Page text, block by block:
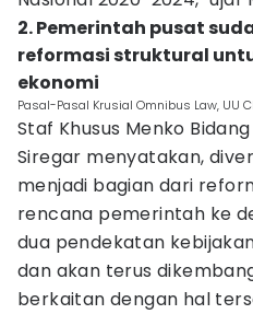
2. Pemerintah pusat
reformasi struktural
ekonomi
Pasal-Pasal Krusial Omnibus Law, UU
Staf Khusus Menko
Siregar menyatakan,
menjadi bagian dari
rencana pemerintah ke
dua pendekatan
dan akan terus
berkaitan dengan hal